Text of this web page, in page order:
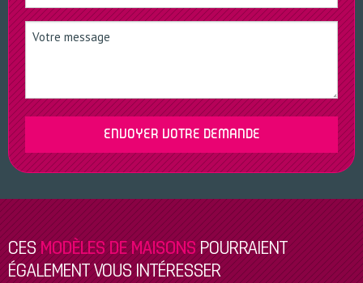
Votre
message
CESMODÈLES DE MAISONSPOURRAIENT
ÉGALEMENT VOUS INTÉRESSER